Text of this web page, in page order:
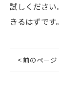
試しくださ
きるはずです。
< 前のページ